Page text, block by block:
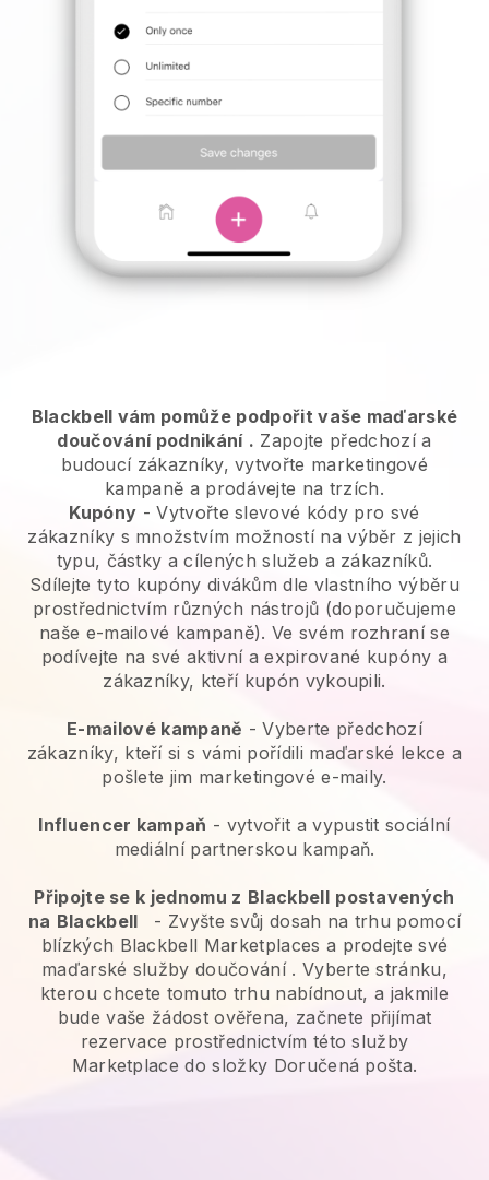
Blackbell vám pomůže podpořit vaše maďarské
doučování podnikání . Zapojte předchozí a
budoucí zákazníky, vytvořte marketingové
kampaně a prodávejte na trzích.
Kupóny - Vytvořte slevové kódy pro své
zákazníky s množstvím možností na výběr z jejich
typu, částky a cílených služeb a zákazníků.
Sdílejte tyto kupóny divákům dle vlastního výběru
prostřednictvím různých nástrojů (doporučujeme
naše e-mailové kampaně). Ve svém rozhraní se
podívejte na své aktivní a expirované kupóny a
zákazníky, kteří kupón vykoupili.
E-mailové kampaně -Vyberte předchozí
zákazníky, kteří si s vámi pořídili maďarské lekce a
pošlete jim marketingové e-maily.
Influencer kampaň - vytvořit a vypustit sociální
mediální partnerskou kampaň.
Připojte se k jednomu z Blackbell postavených
na Blackbell - Zvyšte svůj dosah na trhu pomocí
blízkých Blackbell Marketplaces a prodejte své
maďarské služby doučování. Vyberte stránku,
kterou chcete tomuto trhu nabídnout, a jakmile
bude vaše žádost ověřena, začnete přijímat
rezervace prostřednictvím této služby
Marketplace do složky Doručená pošta.